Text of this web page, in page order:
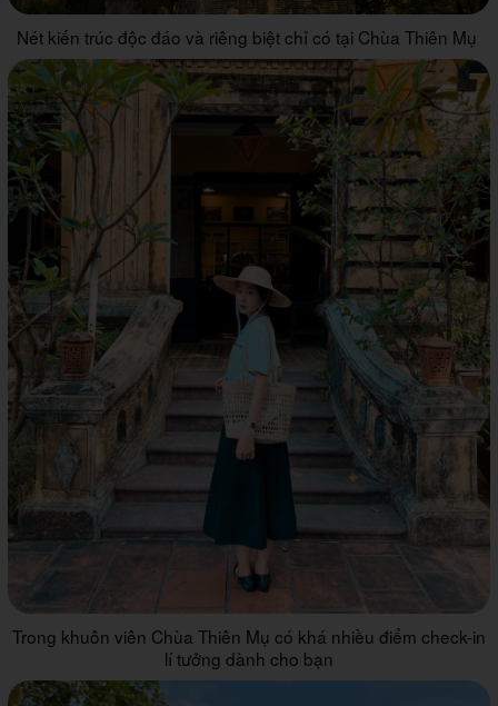
Nét kiến trúc độc đáo và riêng biệt chỉ có tại Chùa Thiên Mụ
Trong khuôn viên Chùa Thiên Mụ có khá nhiều điểm check-in
lí tưởng dành cho bạn